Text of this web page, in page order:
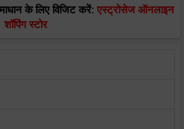
के लिए विजिट करें: एस्ट्रोसेज ऑनलाइन
शॉपिंग स्टोर